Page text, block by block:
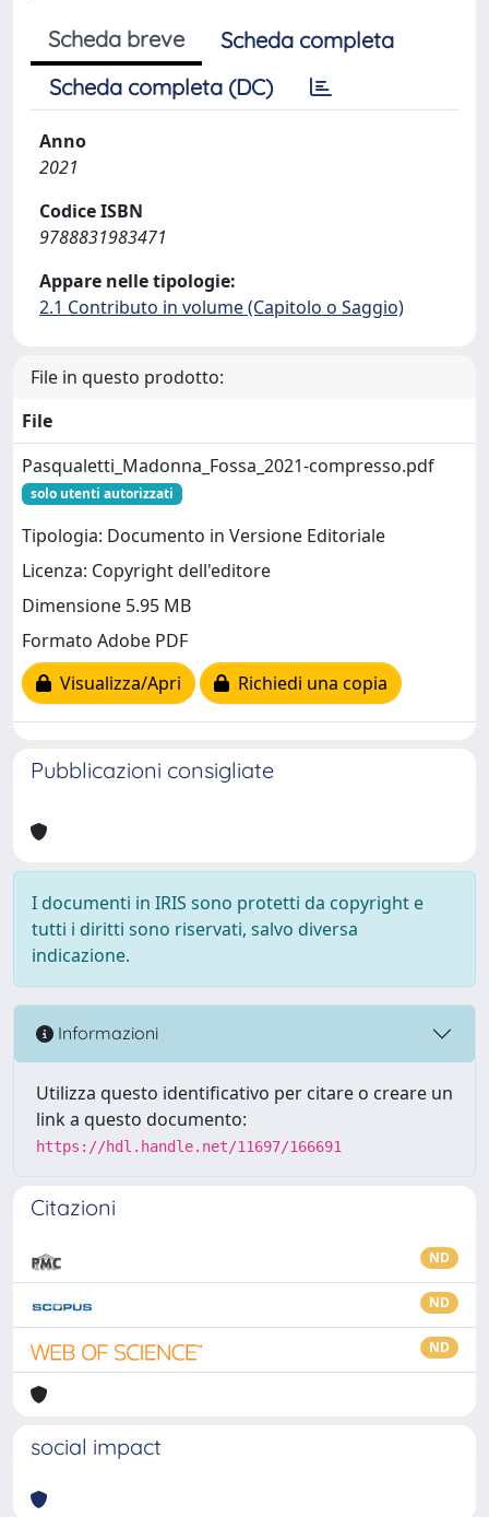
Scheda breve
Scheda completa
Scheda completa (DC)
Anno
2021
Codice ISBN
9788831983471
Appare nelle tipologie:
2.1 Contributo in volume (Capitolo o Saggio)
File in questo prodotto:
File
Pasqualetti_Madonna_Fossa_2021-compresso.pdf
solo utenti autorizzati
Tipologia: Documento in Versione Editoriale
Licenza: Copyright dell'editore
Dimensione 5.95 MB
Formato Adobe PDF
Visualizza/Apri
Richiedi una copia
Pubblicazioni consigliate
I documenti in IRIS sono protetti da copyright e
tutti i diritti sono riservati, salvo diversa
indicazione.
Informazioni
Utilizza questo identificativo per citare o creare un
link a questo documento:
https://hdl.handle.net/11697/166691
Citazioni
ND
ND
ND
social impact